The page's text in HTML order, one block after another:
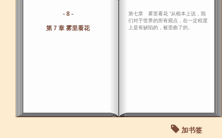
- 8 -
第 7 章 雾里看花
第七章 雾里看花 “从根本上说，我
们对于世界的所有观点，在一定程度
上是有缺陷的，被歪曲了的。
加书签